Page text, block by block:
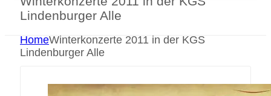
Lindenburger Alle
HomeWinterkonzerte 2011 in der KGS
Lindenburger Alle